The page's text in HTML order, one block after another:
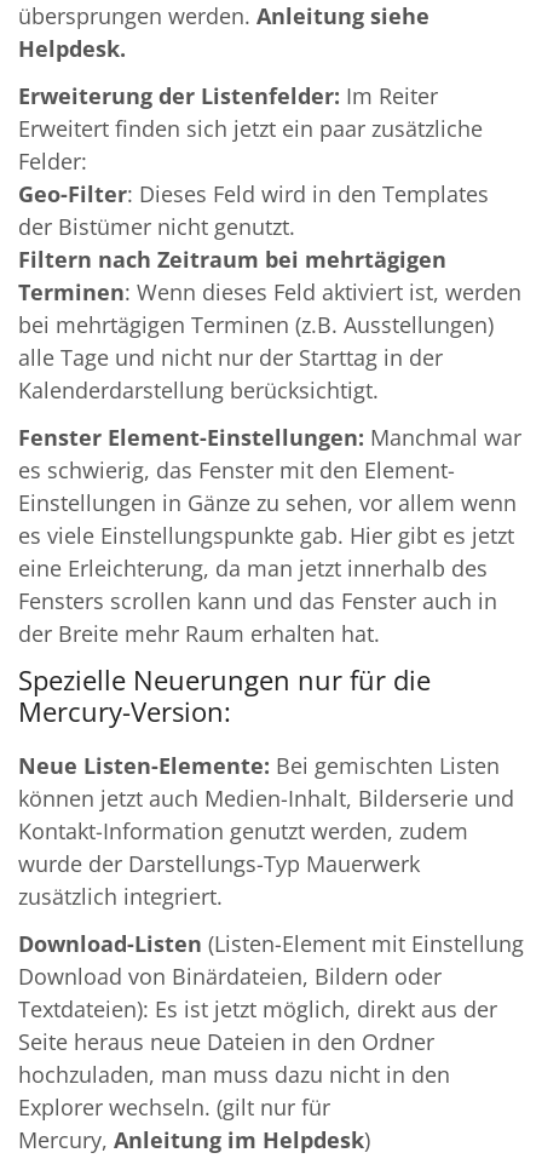
übersprungen werden. Anleitung siehe
Helpdesk.
Erweiterung der Listenfelder: Im Reiter
Erweitert finden sich jetzt ein paar zusätzliche
Felder:
Geo-Filter: Dieses Feld wird in den Templates
der Bistümer nicht genutzt.
Filtern nach Zeitraum bei mehrtägigen
Terminen: Wenn dieses Feld aktiviert ist, werden
bei mehrtägigen Terminen (z.B. Ausstellungen)
alle Tage und nicht nur der Starttag in der
Kalenderdarstellung berücksichtigt.
Fenster Element-Einstellungen: Manchmal war
es schwierig, das Fenster mit den Element-
Einstellungen in Gänze zu sehen, vor allem wenn
es viele Einstellungspunkte gab. Hier gibt es jetzt
eine Erleichterung, da man jetzt innerhalb des
Fensters scrollen kann und das Fenster auch in
der Breite mehr Raum erhalten hat.
Spezielle Neuerungen nur für die
Mercury-Version:
Neue Listen-Elemente: Bei gemischten Listen
können jetzt auch Medien-Inhalt, Bilderserie und
Kontakt-Information genutzt werden, zudem
wurde der Darstellungs-Typ Mauerwerk
zusätzlich integriert.
Download-Listen (Listen-Element mit Einstellung
Download von Binärdateien, Bildern oder
Textdateien): Es ist jetzt möglich, direkt aus der
Seite heraus neue Dateien in den Ordner
hochzuladen, man muss dazu nicht in den
Explorer wechseln. (gilt nur für
Mercury, Anleitung im Helpdesk)